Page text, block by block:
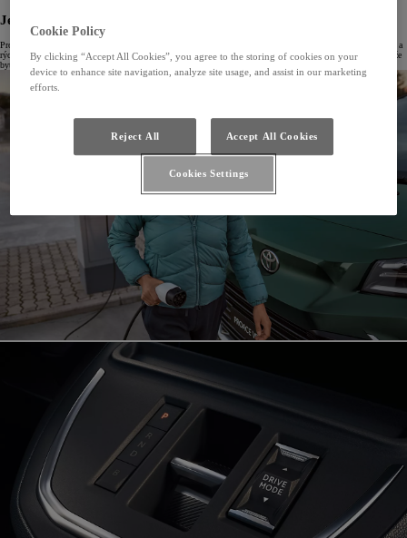
Jednoduché používanie elektrickej energie
Proace Verso EV sa dá nabiť z 20 % na 80 % už za 30 minút. Vďaka ľahko čitateľnému ukazovateľu výkonu a
rýchlemu, bezproblémovému nabíjaniu pomocou wallboxu, verejnej nabíjačky alebo domácej zásuvky nemôže
byť používanie elektrickej energie jednoduchšie.
Cookie Policy
By clicking “Accept All Cookies”, you agree to the storing of cookies on your
device to enhance site navigation, analyze site usage, and assist in our marketing
efforts.
Reject All Accept All Cookies
Cookies Settings